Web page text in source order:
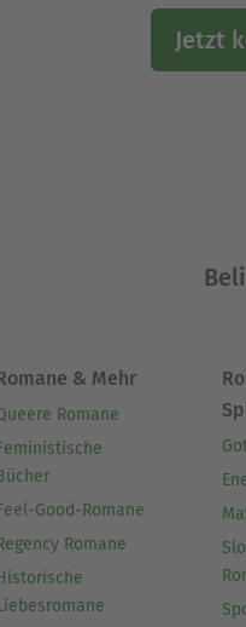
Jetzt
& Mehr
Romane
Good-Romane
Romane